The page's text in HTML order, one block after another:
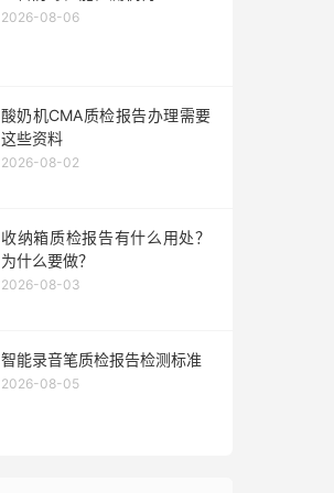
2026-08-06
酸奶机CMA质检报告办理需要
这些资料
2026-08-02
收纳箱质检报告有什么用处？
为什么要做？
2026-08-03
智能录音笔质检报告检测标准
2026-08-05